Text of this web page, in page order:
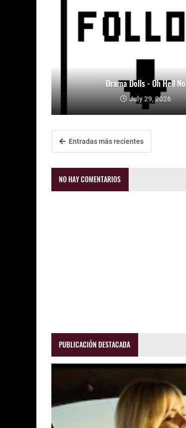
Drama Dolls - Oh Hell No
July 29, 2026
Entradas más recientes
NO HAY COMENTARIOS
PUBLICACIÓN DESTACADA